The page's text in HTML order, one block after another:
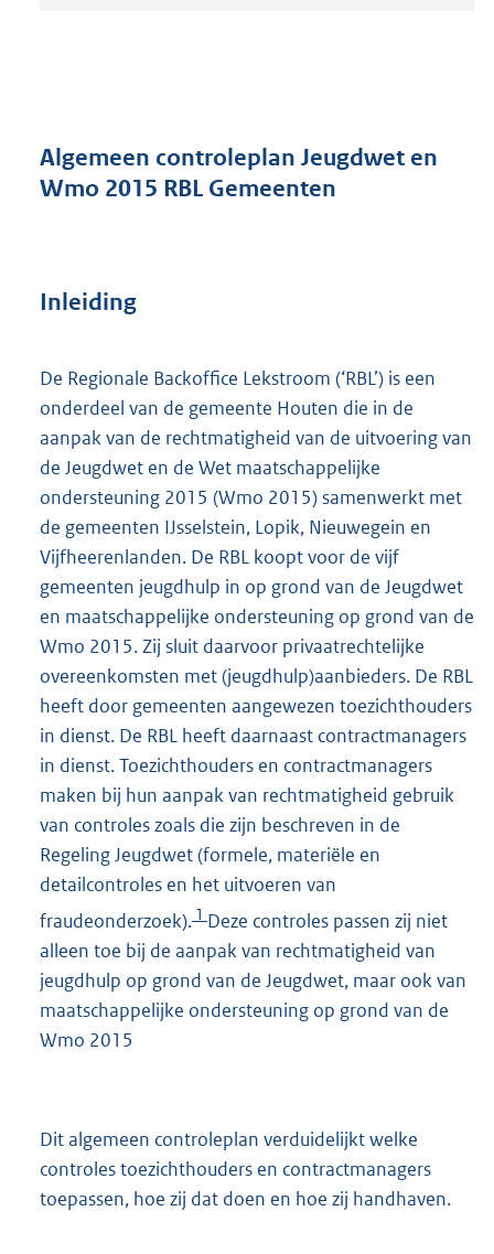
o
K
b
Algemeen controleplan Jeugdwet en
Wmo 2015 RBL Gemeenten
Inleiding
De Regionale Backoffice Lekstroom (‘RBL’) is een
onderdeel van de gemeente Houten die in de
aanpak van de rechtmatigheid van de uitvoering van
de Jeugdwet en de Wet maatschappelijke
ondersteuning 2015 (Wmo 2015) samenwerkt met
de gemeenten IJsselstein, Lopik, Nieuwegein en
Vijfheerenlanden. De RBL koopt voor de vijf
gemeenten jeugdhulp in op grond van de Jeugdwet
en maatschappelijke ondersteuning op grond van de
Wmo 2015. Zij sluit daarvoor privaatrechtelijke
overeenkomsten met (jeugdhulp)aanbieders. De RBL
heeft door gemeenten aangewezen toezichthouders
in dienst. De RBL heeft daarnaast contractmanagers
in dienst. Toezichthouders en contractmanagers
maken bij hun aanpak van rechtmatigheid gebruik
van controles zoals die zijn beschreven in de
Regeling Jeugdwet (formele, materiële en
detailcontroles en het uitvoeren van
fraudeonderzoek). 1 Deze controles passen zij niet
alleen toe bij de aanpak van rechtmatigheid van
jeugdhulp op grond van de Jeugdwet, maar ook van
maatschappelijke ondersteuning op grond van de
Wmo 2015
Dit algemeen controleplan verduidelijkt welke
controles toezichthouders en contractmanagers
toepassen, hoe zij dat doen en hoe zij handhaven.